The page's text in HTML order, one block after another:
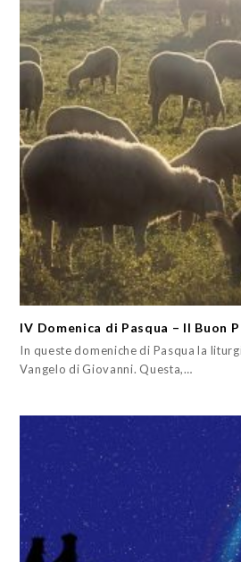
IV Domenica di Pasqua – Il Buon
In queste domeniche di Pasqua la
Vangelo di Giovanni. Questa,…